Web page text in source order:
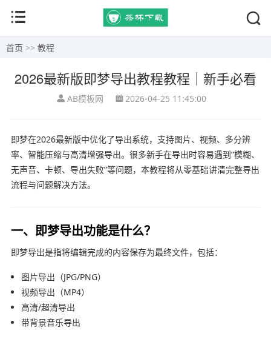
首页 >> 教程
2026最新版即梦导出教程教程｜新手必看
AB模板网 2026-04-25 11:45:00
即梦在2026最新版中优化了导出系统，支持图片、视频、多分辨
率、智能压缩与高清增强导出。很多新手在导出时容易遇到“模糊、
无声音、卡顿、导出失败”等问题，本教程将从零基础讲清完整导出
流程与问题解决方法。
一、即梦导出功能是什么？
即梦导出是指将编辑完成的内容保存为最终文件，包括：
图片导出（JPG/PNG）
视频导出（MP4）
高清/超清导出
带背景音乐导出